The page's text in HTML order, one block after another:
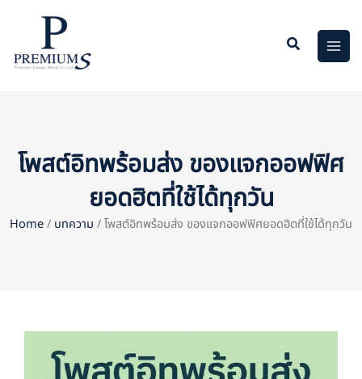
โพสต์อิทพร้อมส่ง ของแจกออฟฟิศ
ยอดฮิตที่ใช้ได้ทุกวัน
Home/ บทความ / โพสต์อิทพร้อมส่ง ของแจกออฟฟิศยอดฮิตที่ใช้ได้ทุกวัน